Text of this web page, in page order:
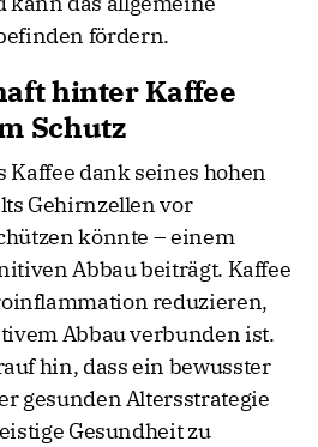
fördern.
hinter Kaffee
Schutz
Kaffee dank seines hohen
Gehirnzellen vor
könnte – einem
Abbau beiträgt. Kaffee
reduzieren,
Abbau verbunden ist.
hin, dass ein bewusster
gesunden Altersstrategie
Gesundheit zu